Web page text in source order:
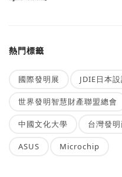
熱門標籤
國際發明展 JDIE日本
世界發明智慧財產聯盟總會
中國文化大學 台灣發
ASUS Microchip